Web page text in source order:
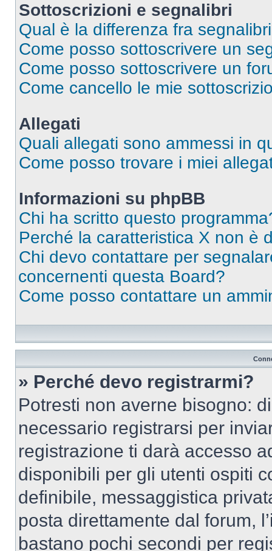
Sottoscrizioni e segnalibri
Qual è la differenza fra
Come posso sottoscrivere un
Come posso sottoscrivere un
Come cancello le mie
Allegati
Quali allegati sono ammessi in
Come posso trovare i miei
Informazioni su phpBB
Chi ha scritto questo
Perché la caratteristica X non è
Chi devo contattare per
concernenti questa Board?
Come posso contattare un
» Perché devo registrarmi?
Potresti non averne bisogno:
necessario registrarsi per
registrazione ti darà accesso
disponibili per gli utenti ospiti
definibile, messaggistica
posta direttamente dal forum,
bastano pochi secondi per